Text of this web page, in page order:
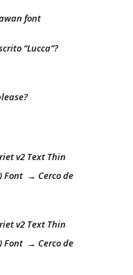
font
“Lucca”?
v2 Text Thin
Font → Cerco de
v2 Text Thin
Font → Cerco de